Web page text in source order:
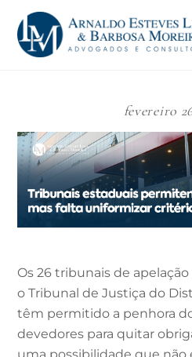
content
fevereiro
Os 26 tribunais de
o Tribunal de Justiça do
têm permitido a penhora
devedores para quitar